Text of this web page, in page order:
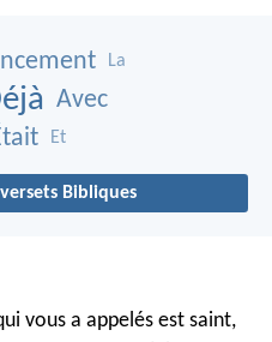
La
Avec
Et
Bibliques
vous a appelés est saint,